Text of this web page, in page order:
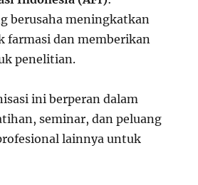
berusaha meningkatkan
farmasi dan memberikan
penelitian.
ini berperan dalam
seminar, dan peluang
lainnya untuk